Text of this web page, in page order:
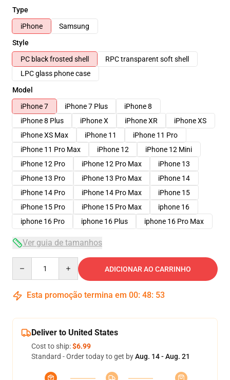
Type
iPhone
Samsung
Style
PC black frosted shell
RPC transparent soft shell
LPC glass phone case
Model
iPhone 7
iPhone 7 Plus
iPhone 8
iPhone 8 Plus
iPhone X iPhone XR
iPhone XS
iPhone XS Max
iPhone 11
iPhone 11 Pro
iPhone 11 Pro Max
iPhone 12
iPhone 12 Mini
iPhone 12 Pro
iPhone 12 Pro Max
iPhone 13
iPhone 13 Pro
iPhone 13 Pro Max
iPhone 14
iPhone 14 Pro
iPhone 14 Pro Max
iPhone 15
iPhone 15 Pro
iPhone 15 Pro Max
iphone 16
iphone 16 Pro
iphone 16 Plus iphone 16 Pro Max
Ver guia de tamanhos
ADICIONAR AO CARRINHO
Esta promoção termina em 00: 48: 53
Deliver to United States
Cost to ship:$6.99
Standard - Order today to get byAug. 14 - Aug. 21